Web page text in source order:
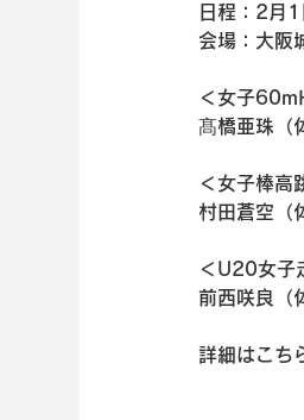
日程：2月1
会場：大阪
＜女子
髙橋亜珠（
＜女子棒高
村田蒼空（
＜U20女子
前西咲良（
詳細はこち